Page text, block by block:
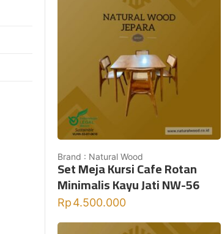
Brand : Natural Wood
Set Meja Kursi Cafe Rotan
Minimalis Kayu Jati NW-56
Rp4.500.000